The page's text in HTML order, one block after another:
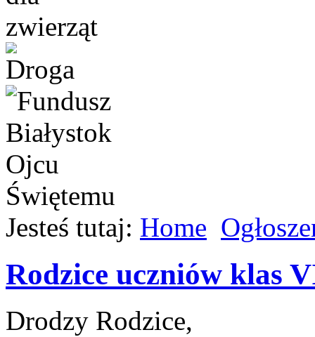
Jesteś tutaj: Home
Rodzice uczniów klas
Drodzy Rodzice,